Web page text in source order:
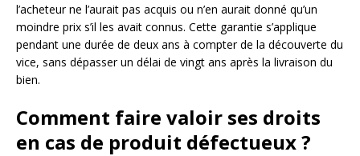
l’acheteur ne l’aurait pas acquis ou n’en aurait donné qu’un
moindre prix s’il les avait connus. Cette garantie s’applique
pendant une durée de deux ans à compter de la découverte du
vice, sans dépasser un délai de vingt ans après la livraison du
bien.
Comment faire valoir ses droits
en cas de produit défectueux ?